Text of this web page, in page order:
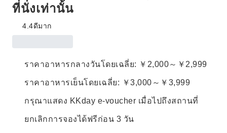
ที่นั่งเท่านั้น
4.4ดีมาก
ราคาอาหารกลางวันโดยเฉลี่ย: ￥2,000～￥2,999
ราคาอาหารเย็นโดยเฉลี่ย: ￥3,000～￥3,999
กรุณาแสดง KKday e-voucher เมื่อไปถึงสถานที่
ยกเลิกการจองได้ฟรีก่อน 3 วัน